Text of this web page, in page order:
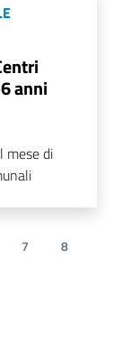
anni
mese di
7
8